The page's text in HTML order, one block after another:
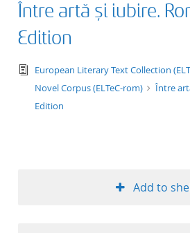
Între artă și iubire.
Edition
text/
European Literary Text Collection
Novel Corpus (ELTeC-rom)
Între
Edition
Add to